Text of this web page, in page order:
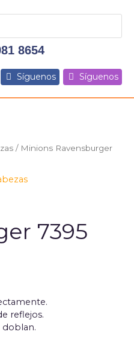
8654
Síguenos Síguenos
/ Minions Ravensburger
7395
reflejos.
doblan.